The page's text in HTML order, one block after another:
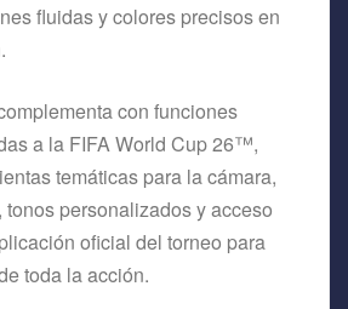
fluidas y colores precisos en
con funciones
a la FIFA World Cup 26™,
temáticas para la cámara,
personalizados y acceso
oficial del torneo para
toda la acción.